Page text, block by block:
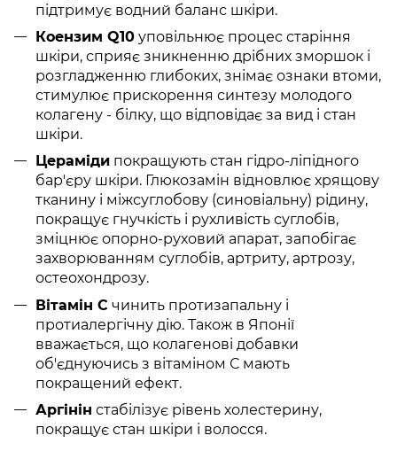
підтримує водний баланс шкіри.
Коензим Q10 уповільнює процес старіння
шкіри, сприяє зникненню дрібних зморшок і
розгладженню глибоких, знімає ознаки втоми,
стимулює прискорення синтезу молодого
колагену - білку, що відповідає за вид і стан
шкіри.
Цераміди покращують стан гідро-ліпідного
бар'єру шкіри. Глюкозамін відновлює хрящову
тканину і міжсуглобову (синовіальну) рідину,
покращує гнучкість і рухливість суглобів,
зміцнює опорно-руховий апарат, запобігає
захворюванням суглобів, артриту, артрозу,
остеохондрозу.
Вітамін C чинить протизапальну і
протиалергічну дію. Також в Японії
вважається, що колагенові добавки
об'єднуючись з вітаміном С мають
покращений ефект.
Аргінін стабілізує рівень холестерину,
покращує стан шкіри і волосся.